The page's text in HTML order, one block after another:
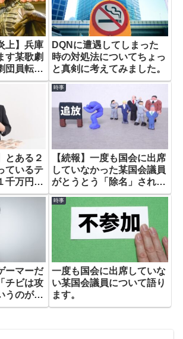
上】兵庫
す某歌劇
団員転落
ります。
DQNに遭遇してしまった
時の対処法についてちょっ
と真剣に考えてみました。
とある２
ているテ
千万円以
ていた事
時事
【続報】一度も国会に出席
していなかった某国会議員
がとうとう「除名」され
「逮捕状」まで出された件
について語ります。
ーマーだ
チビは攻
うのが事
時事
一度も国会に出席していな
い某国会議員について語り
ます。